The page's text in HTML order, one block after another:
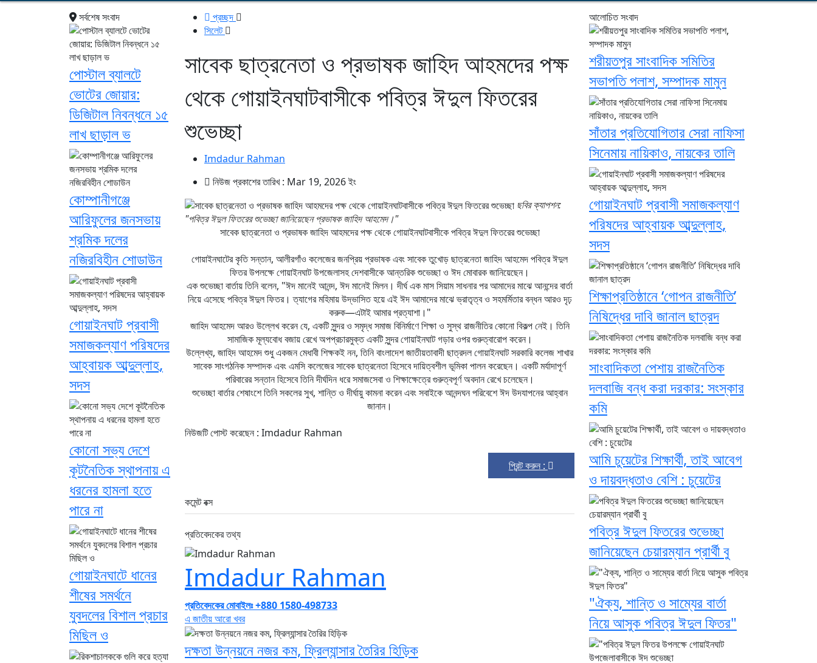
প্রচ্ছদ
সিলেট
সাবেক ছাত্রনেতা ও প্রভাষক জাহিদ আহমদের পক্ষ
থেকে গোয়াইনঘাটবাসীকে পবিত্র ঈদুল ফিতরের
শুভেচ্ছা
Imdadur Rahman
নিউজ প্রকাশের তারিখ : Mar 19, 2026 ইং
ছবির ক্যাপশন:
"পবিত্র ঈদুল ফিতরের শুভেচ্ছা জানিয়েছেন প্রভাষক জাহিদ আহমেদ।"
সাবেক ছাত্রনেতা ও প্রভাষক জাহিদ আহমদের পক্ষ থেকে গোয়াইনঘাটবাসীকে পবিত্র ঈদুল ফিতরের শুভেচ্ছা
গোয়াইনঘাটের কৃতি সন্তান, আলীরগাঁও কলেজের জনপ্রিয় প্রভাষক এবং সাবেক তুখোড় ছাত্রনেতা জাহিদ আহমেদ পবিত্র ঈদুল
ফিতর উপলক্ষে গোয়াইনঘাট উপজেলাসহ দেশবাসীকে আন্তরিক শুভেচ্ছা ও ঈদ মোবারক জানিয়েছেন।
এক শুভেচ্ছা বার্তায় তিনি বলেন, "ঈদ মানেই আনন্দ, ঈদ মানেই মিলন। দীর্ঘ এক মাস সিয়াম সাধনার পর আমাদের মাঝে আনন্দের বার্তা
নিয়ে এসেছে পবিত্র ঈদুল ফিতর। ত্যাগের মহিমায় উদ্ভাসিত হয়ে এই ঈদ আমাদের মাঝে ভ্রাতৃত্ব ও সহমর্মিতার বন্ধন আরও দৃঢ়
করুক—এটাই আমার প্রত্যাশা।"
জাহিদ আহমেদ আরও উল্লেখ করেন যে, একটি সুন্দর ও সমৃদ্ধ সমাজ বিনির্মাণে শিক্ষা ও সুস্থ রাজনীতির কোনো বিকল্প নেই। তিনি
সামাজিক মূল্যবোধ বজায় রেখে অপপ্রচারমুক্ত একটি সুন্দর গোয়াইনঘাট গড়ার ওপর গুরুত্বারোপ করেন।
উল্লেখ্য, জাহিদ আহমেদ শুধু একজন মেধাবী শিক্ষকই নন, তিনি বাংলাদেশ জাতীয়তাবাদী ছাত্রদল গোয়াইনঘাট সরকারি কলেজ শাখার
সাবেক সাংগঠনিক সম্পাদক এবং এমসি কলেজের সাবেক ছাত্রনেতা হিসেবে দায়িত্বশীল ভূমিকা পালন করেছেন। একটি মর্যাদাপূর্ণ
পরিবারের সন্তান হিসেবে তিনি দীর্ঘদিন ধরে সমাজসেবা ও শিক্ষাক্ষেত্রে গুরুত্বপূর্ণ অবদান রেখে চলেছেন।
শুভেচ্ছা বার্তার শেষাংশে তিনি সকলের সুখ, শান্তি ও দীর্ঘায়ু কামনা করেন এবং সবাইকে আনন্দঘন পরিবেশে ঈদ উদযাপনের আহ্বান
জানান।
নিউজটি পোস্ট করেছেন : Imdadur Rahman
প্রিন্ট করুন :
কমেন্ট বক্স
প্রতিবেদকের তথ্য
Imdadur Rahman
প্রতিবেদকের মোবাইলঃ +880 1580-498733
এ জাতীয় আরো খবর
দক্ষতা উন্নয়নে নজর কম, ফ্রিল্যান্সার তৈরির হিড়িক
সর্বশেষ সংবাদ
পোস্টাল ব্যালটে
ভোটের জোয়ার:
ডিজিটাল নিবন্ধনে ১৫
লাখ ছাড়াল ভ
কোম্পানীগঞ্জে
আরিফুলের জনসভায়
শ্রমিক দলের
নজিরবিহীন শোডাউন
গোয়াইনঘাট প্রবাসী
সমাজকল্যাণ পরিষদের
আহ্বায়ক আব্দুল্লাহ,
সদস
কোনো সভ্য দেশে
কূটনৈতিক স্থাপনায় এ
ধরনের হামলা হতে
পারে না
গোয়াইনঘাটে ধানের
শীষের সমর্থনে
যুবদলের বিশাল প্রচার
মিছিল ও
আলোচিত সংবাদ
শরীয়তপুর সাংবাদিক সমিতির
সভাপতি পলাশ, সম্পাদক মামুন
সাঁতার প্রতিযোগিতার সেরা নাফিসা
সিনেমায় নায়িকাও, নায়কের তালি
গোয়াইনঘাট প্রবাসী সমাজকল্যাণ
পরিষদের আহ্বায়ক আব্দুল্লাহ,
সদস
শিক্ষাপ্রতিষ্ঠানে ‘গোপন রাজনীতি’
নিষিদ্ধের দাবি জানাল ছাত্রদ
সাংবাদিকতা পেশায় রাজনৈতিক
দলবাজি বন্ধ করা দরকার: সংস্কার
কমি
আমি চুয়েটের শিক্ষার্থী, তাই আবেগ
ও দায়বদ্ধতাও বেশি : চুয়েটের
পবিত্র ঈদুল ফিতরের শুভেচ্ছা
জানিয়েছেন চেয়ারম্যান প্রার্থী বু
"ঐক্য, শান্তি ও সাম্যের বার্তা
নিয়ে আসুক পবিত্র ঈদুল ফিতর"